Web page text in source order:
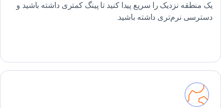
یک منطقه نزدیک را سریع پیدا کنید تا پینگ کمتری داشته باشید و
دسترسی نرم‌تری داشته باشید.